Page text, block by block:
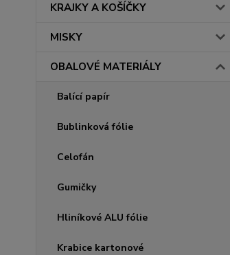
KRAJKY A KOŠÍČKY
MISKY
OBALOVÉ MATERIÁLY
Balící papír
Bublinková fólie
Celofán
Gumičky
Hliníkové ALU fólie
Krabice kartonové